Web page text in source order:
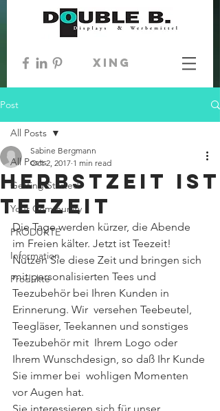
xing
Post
All Posts
Getting Started
Your Community
PRODUKTE
Information
Produkte
All Posts
Herbstzeit ist
Teezeit
Sabine Bergmann
Oct 2, 2017 1 min read
Die Tage werden kürzer, die Abende
im Freien kälter. Jetzt ist Teezeit!
Nutzen Sie diese Zeit und bringen sich
mit personalisierten Tees und
Teezubehör bei Ihren Kunden in
Erinnerung. Wir  versehen Teebeutel,
Teegläser, Teekannen und sonstiges
Teezubehör mit  Ihrem Logo oder
Ihrem Wunschdesign, so daß Ihr Kunde
Sie immer bei  wohligen Momenten
vor Augen hat.